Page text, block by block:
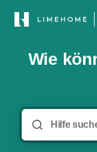
Wie